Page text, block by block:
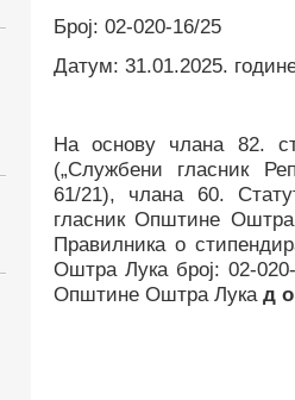
Број: 02-020-16/25
Датум: 31.01.2025.
На основу члана 82.
(„Службени гласник
61/21), члана 60.
гласник Општине Оштра
Правилника о
Оштра Лука број: 02-
Општине Оштра Лука д о